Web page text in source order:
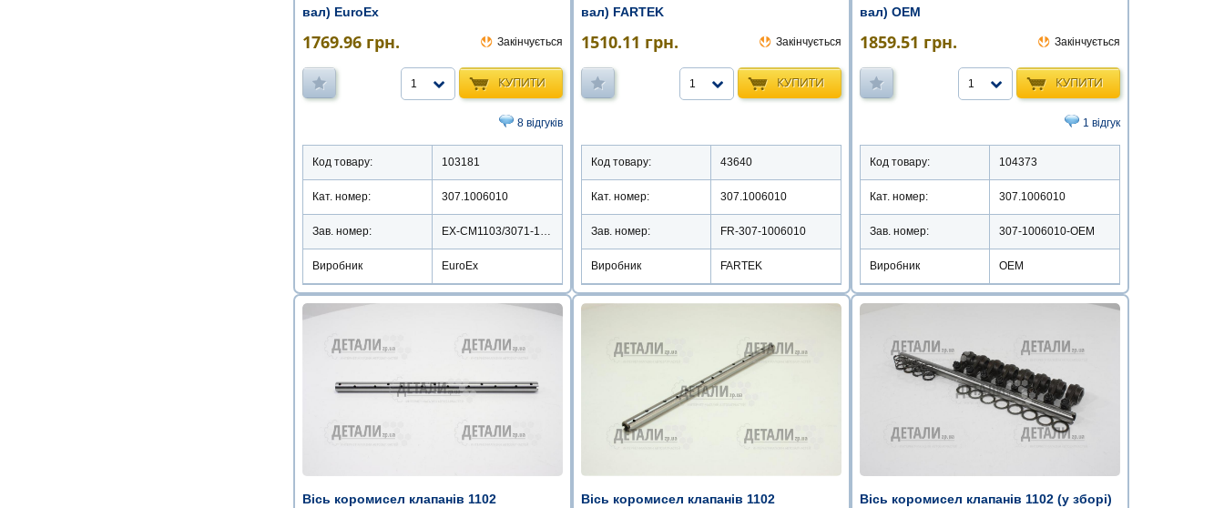
вал) EuroEx
1769.96 грн. Закінчується
КУПИТИ
1
8 відгуків
Код товару: 103181
Кат. номер: 307.1006010
Зав. номер:
Виробник EuroEx
вал) FARTEK
1510.11 грн. Закінчується
КУПИТИ
1
Код товару: 43640
Кат. номер: 307.1006010
Зав. номер: FR-307-1006010
Виробник FARTEK
вал) ОЕМ
1859.51 грн. Закінчується
КУПИТИ
1
1 відгук
Код товару: 104373
Кат. номер: 307.1006010
Зав. номер: 307-1006010-OEM
Виробник ОЕМ
Вісь коромисел клапанів 1102 Вісь коромисел клапанів 1102 Вісь коромисел клапанів 1102 (у зборі)